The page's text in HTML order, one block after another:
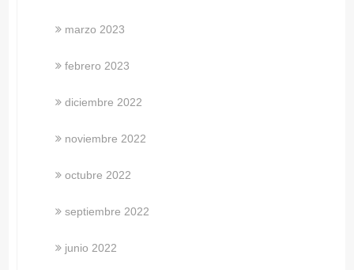
marzo 2023
febrero 2023
diciembre 2022
noviembre 2022
octubre 2022
septiembre 2022
junio 2022